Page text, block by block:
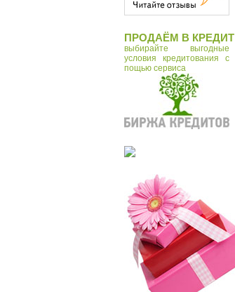
ПРОДАЁМ В КРЕДИТ
выбирайте выгодные
условия кредитования с
пощью сервиса